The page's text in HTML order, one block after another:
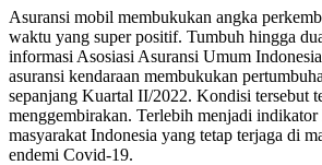
Asuransi mobil membukukan angka
waktu yang super positif. Tumbuh hingga
informasi Asosiasi Asuransi Umum
asuransi kendaraan membukukan
sepanjang Kuartal II/2022. Kondisi tersebut
menggembirakan. Terlebih menjadi
masyarakat Indonesia yang tetap terjaga di
endemi Covid-19.